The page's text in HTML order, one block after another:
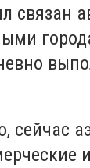
связан
сейчас